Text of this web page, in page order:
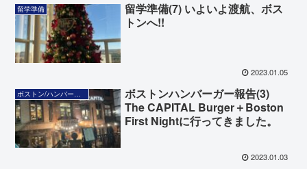
留学準備
留学準備(7) いよいよ渡航、ボス
トンへ!!
2023.01.05
ボストンハンバーガー報告(3)
The CAPITAL Burger＋Boston
First Nightに行ってきました。
2023.01.03